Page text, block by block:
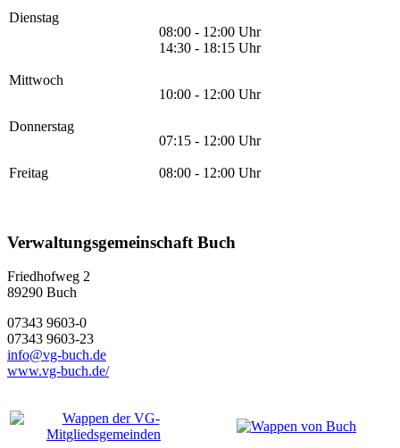
Dienstag
08:00 - 12:00 Uhr
14:30 - 18:15 Uhr
Mittwoch
10:00 - 12:00 Uhr
Donnerstag
07:15 - 12:00 Uhr
Freitag 08:00 - 12:00 Uhr
Verwaltungsgemeinschaft Buch
Friedhofweg 2
89290 Buch
07343 9603-0
07343 9603-23
info@vg-buch.de
www.vg-buch.de/